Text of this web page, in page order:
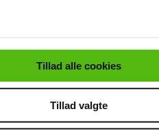
cookiepolitik.
Tillad alle cookies
Tillad valgte